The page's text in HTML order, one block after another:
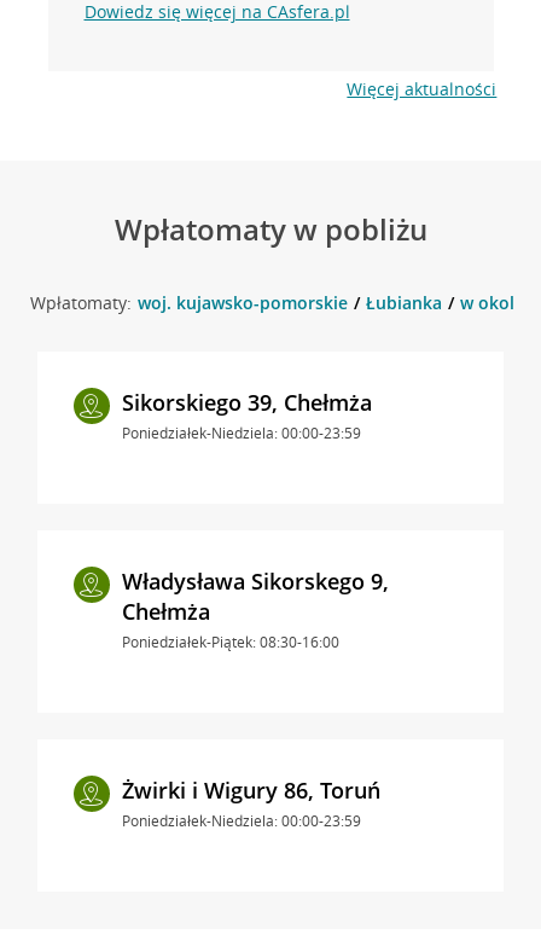
Dowiedz się więcej na CAsfera.pl
Więcej aktualności
Wpłatomaty w pobliżu
Wpłatomaty: woj. kujawsko-pomorskie Łubianka w okolicy
Sikorskiego 39, Chełmża
Poniedziałek-Niedziela: 00:00-23:59
Władysława Sikorskego 9,
Chełmża
Poniedziałek-Piątek: 08:30-16:00
Żwirki i Wigury 86, Toruń
Poniedziałek-Niedziela: 00:00-23:59